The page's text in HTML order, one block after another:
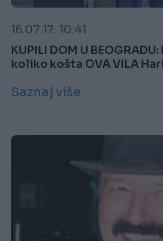
16.07.17. 10:41
KUPILI DOM U
koliko košta OVA VILA
Saznaj više